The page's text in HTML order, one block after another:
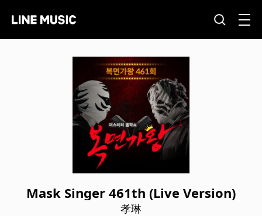
Mask Singer 461th (Live Version)
孝琳